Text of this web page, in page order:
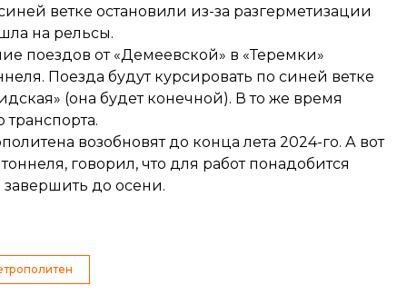
ветке остановили из-за разгерметизации
на рельсы.
поездов от «Демеевской» в «Теремки»
. Поезда будут курсировать по синей ветке
(она будет конечной). В то же время
возобновят до конца лета 2024-го. А вот
говорил, что для работ понадобится
до осени.